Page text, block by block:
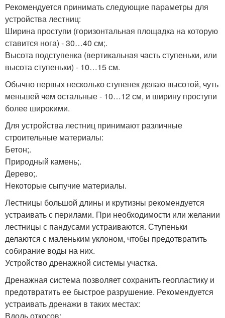
Рекомендуется принимать следующие параметры для
устройства лестниц:
Ширина проступи (горизонтальная площадка на которую
ставится нога) - 30…40 см;.
Высота подступенка (вертикальная часть ступеньки, или
высота ступеньки) - 10…15 см.
Обычно первых несколько ступенек делаю высотой, чуть
меньшей чем остальные - 10…12 см, и ширину проступи
более широкими.
Для устройства лестниц принимают различные
строительные материалы:
Бетон;.
Природный камень;.
Дерево;.
Некоторые сыпучие материалы.
Лестницы большой длины и крутизны рекомендуется
устраивать с перилами. При необходимости или желании
лестницы с пандусами устраиваются. Ступеньки
делаются с маленьким уклоном, чтобы предотвратить
собирание воды на них.
Устройство дренажной системы участка.
Дренажная система позволяет сохранить геопластику и
предотвратить ее быстрое разрушение. Рекомендуется
устраивать дренажи в таких местах: